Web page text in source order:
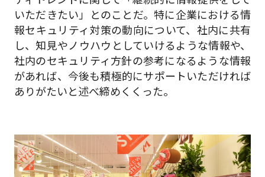
いただきたい」とのことだ。特に企業における情
報セキュリティ対策の動向について、社内に共有
し、知見やノウハウとしていけるような情報や、
社内のセキュリティ方針の参考になるような情報
があれば、今後も積極的にサポートいただければ
ありがたいと述べ締めくくった。